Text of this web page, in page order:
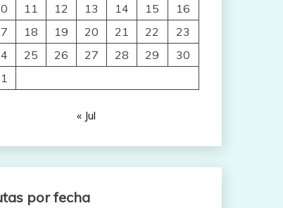
11 12 13 14 15
16
18 19 20 21 22
23
25 26 27 28 29
30
« Jul
por fecha